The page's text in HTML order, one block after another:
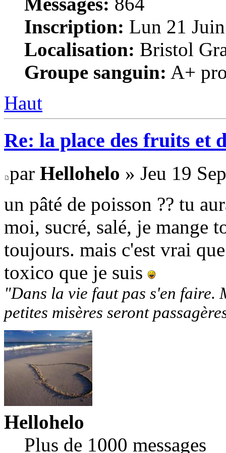
Inscription: Lun 21
Localisation: Bristol
Groupe sanguin: A+
Haut
Re: la place des fruits et
par Hellohelo » Jeu 19
un pâté de poisson ?? tu
moi, sucré, salé, je mange
toujours. mais c'est vrai
toxico que je suis
"Dans la vie faut pas s'en faire.
petites misères seront
Hellohelo
Plus de 1000 messages